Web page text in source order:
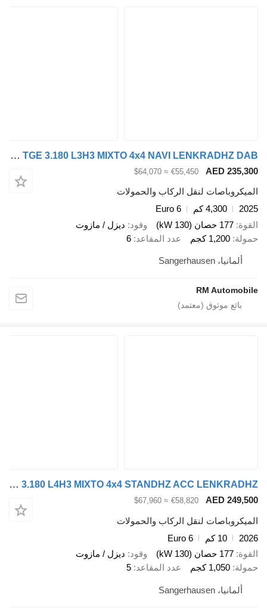
MAN TGE 3.180 L3H3 MIXTO 4x4 NAVI LENKRADHZ DAB
AED
€55,450
≈ $64,070
لنقل الركاب والحمولات
4,300 كم
Euro 6
177 حصان (130 kW)
وقود
ديزل / مازوت
1,200 كجم عدد المقاعد 6
RM
MAN TGE 3.180 L4H3 MIXTO 4x4 STANDHZ ACC LENKRADHZ
AED
€58,820
≈ $67,960
لنقل الركاب والحمولات
10 كم
Euro 6
177 حصان (130 kW)
وقود
ديزل / مازوت
1,050 كجم عدد المقاعد 5